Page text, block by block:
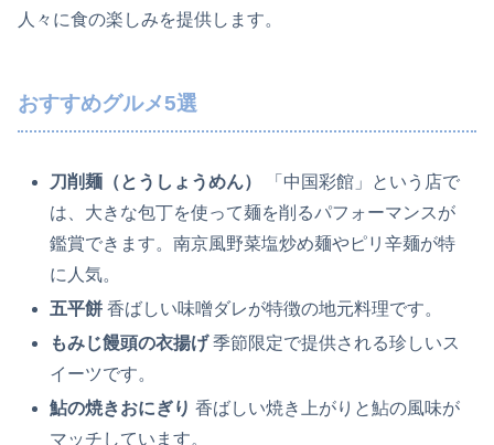
人々に食の楽しみを提供します。
おすすめグルメ5選
刀削麺（とうしょうめん）
「中国彩館」という店で
は、大きな包丁を使って麺を削るパフォーマンスが
鑑賞できます。南京風野菜塩炒め麺やピリ辛麺が特
に人気。
五平餅 香ばしい味噌ダレが特徴の地元料理です。
もみじ饅頭の衣揚げ季節限定で提供される珍しいス
イーツです。
鮎の焼きおにぎり 香ばしい焼き上がりと鮎の風味が
マッチしています。